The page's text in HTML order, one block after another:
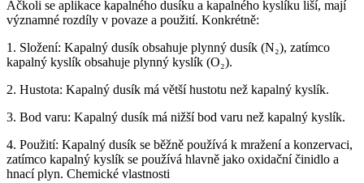
Ačkoli se aplikace kapalného dusíku a kapalného kyslíku liší, mají
významné rozdíly v povaze a použití. Konkrétně:
1. Složení: Kapalný dusík obsahuje plynný dusík (N₂), zatímco
kapalný kyslík obsahuje plynný kyslík (O₂).
2. Hustota: Kapalný dusík má větší hustotu než kapalný kyslík.
3. Bod varu: Kapalný dusík má nižší bod varu než kapalný kyslík.
4. Použití: Kapalný dusík se běžně používá k mražení a konzervaci,
zatímco kapalný kyslík se používá hlavně jako oxidační činidlo a
hnací plyn. Chemické vlastnosti